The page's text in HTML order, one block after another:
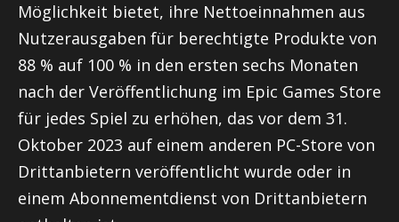
Möglichkeit bietet, ihre Nettoeinnahmen aus
Nutzerausgaben für berechtigte Produkte von
88 % auf 100 % in den ersten sechs Monaten
nach der Veröffentlichung im Epic Games Store
für jedes Spiel zu erhöhen, das vor dem 31.
Oktober 2023 auf einem anderen PC-Store von
Drittanbietern veröffentlicht wurde oder in
einem Abonnementdienst von Drittanbietern